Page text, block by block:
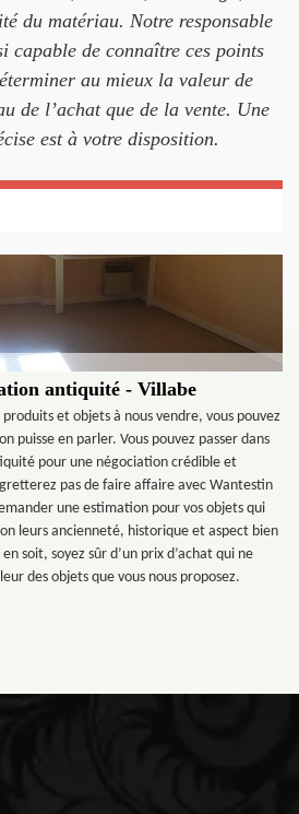
du matériau. Notre responsable
capable de connaître ces points
au mieux la valeur de
de l’achat que de la vente. Une
est à votre disposition.
antiquité - Villabe
et objets à nous vendre, vous pouvez
puisse en parler. Vous pouvez passer dans
pour une négociation crédible et
pas de faire affaire avec Wantestin
une estimation pour vos objets qui
leurs ancienneté, historique et aspect bien
soit, soyez sûr d’un prix d’achat qui ne
des objets que vous nous proposez.